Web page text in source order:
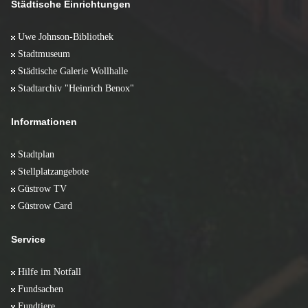
Januar 2009 (6)
Städtische Einrichtungen
Uwe Johnson-Bibliothek
Stadtmuseum
Städtische Galerie Wollhalle
Stadtarchiv "Heinrich Benox"
Informationen
Stadtplan
Stellplatzangebote
Güstrow TV
Güstrow Card
Service
Hilfe im Notfall
Fundsachen